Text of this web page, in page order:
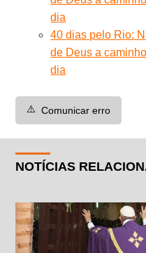
dia
40 dias pelo Rio:
de Deus a
dia
⚠️ Comunicar erro
NOTÍCIAS